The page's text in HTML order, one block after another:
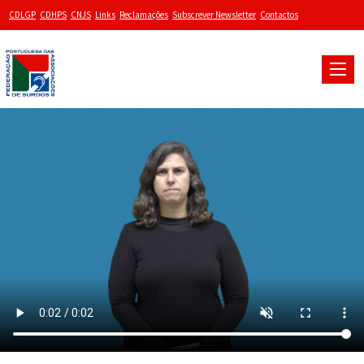
CDLGP CDHPS CNJS Links Reclamações Subscrever Newsletter Contactos
Toggle